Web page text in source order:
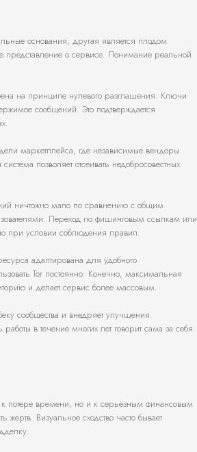
основания, другая является плодом
представление о сервисе. Понимание реальной
на принципе нулевого разглашения. Ключи
сообщений. Это подтверждается
маркетплейса, где независимые вендоры
позволяет отсеивать недобросовестных
ничтожно мало по сравнению с общим
Переход по фишинговым ссылкам или
при условии соблюдения правил.
адаптирована для удобного
Tor постоянно. Конечно, максимальная
и делает сервис более массовым.
сообщества и внедряет улучшения.
в течение многих лет говорит сама за себя.
потере времени, но и к серьёзным финансовым
Визуальное сходство часто бывает